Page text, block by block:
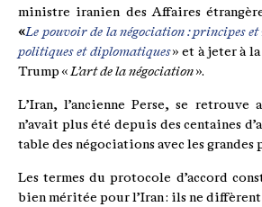
ministre iranien des Affaires
«Le pouvoir de la négociation : principes et
politiques et diplomatiques» et à jeter à
Trump « L’art de la négociation ».
L’Iran, l’ancienne Perse, se
n’avait plus été depuis des centaines
table des négociations avec les grandes
Les termes du protocole d’accord
bien méritée pour l’Iran : ils ne diffèrent